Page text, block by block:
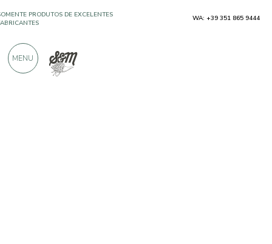
DE 900 AVALIAÇÕES POSITIVAS WA: +39 351 865 9444
MENU